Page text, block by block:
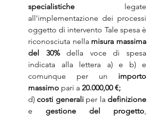
specialistiche legate
all'implementazione dei processi
oggetto di intervento Tale spesa è
riconosciuta nella misura massima
del 30% della voce di spesa
indicata alla lettera a) e b) e
comunque per un importo
massimo pari a 20.000,00 €;
d) costi generali per la
e gestione del progetto,